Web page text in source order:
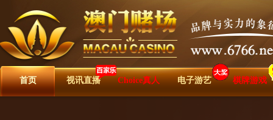
首页 视讯直播 Choice真人 电子游艺 棋牌游戏